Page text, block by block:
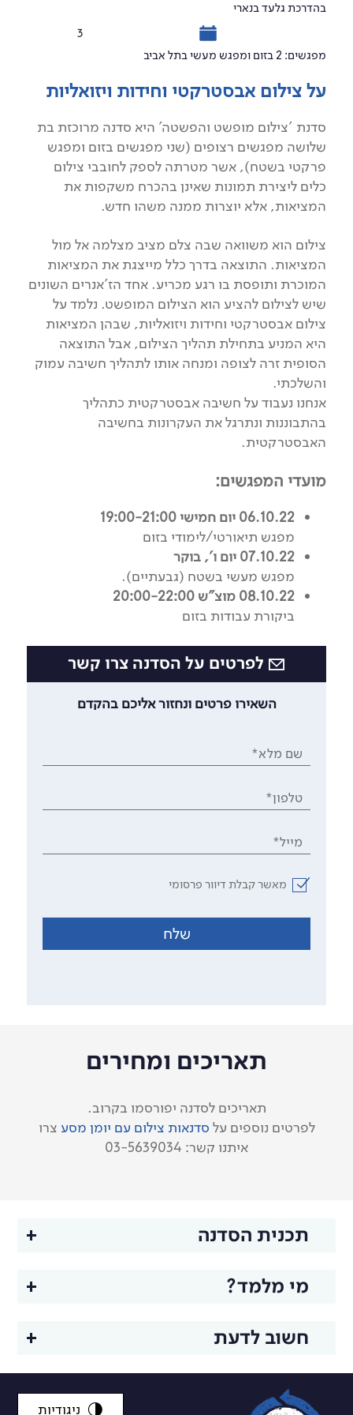
בהדרכת גלעד בנארי
3
מפגשים: 2 בזום ומפגש מעשי בתל אביב
על צילום אבסטרקטי וחידות ויזואליות
סדנת 'צילום מופשט והפשטה' היא סדנה מרוכזת בת
שלושה מפגשים רצופים (שני מפגשים בזום ומפגש
פרקטי בשטח), אשר מטרתה לספק לחובבי צילום
כלים ליצירת תמונות שאינן בהכרח משקפות את
המציאות, אלא יוצרות ממנה משהו חדש.
צילום הוא משוואה שבה צלם מציב מצלמה אל מול
המציאות. התוצאה בדרך כלל מייצגת את המציאות
המוכרת ותופסת בו רגע מכריע. אחד הז'אנרים השונים
שיש לצילום להציע הוא הצילום המופשט. נלמד על
צילום אבסטרקטי וחידות ויזואליות, שבהן המציאות
היא המניע בתחילת תהליך הצילום, אבל התוצאה
הסופית זרה לצופה ומנחה אותו לתהליך חשיבה עמוק
והשלכתי.
אנחנו נעבוד על חשיבה אבסטרקטית כתהליך
בהתבוננות ונתרגל את העקרונות בחשיבה
האבסטרקטית.
מועדי המפגשים:
06.10.22 יום חמישי 19:00-21:00
מפגש תיאורטי/לימודי בזום
07.10.22 יום ו', בוקר
מפגש מעשי בשטח (גבעתיים).
08.10.22 מוצ"ש 20:00-22:00
ביקורת עבודות בזום
לפרטים על הסדנה צרו קשר
השאירו פרטים ונחזור אליכם בהקדם
שם מלא*
טלפון*
מייל*
מאשר קבלת דיוור פרסומי
שלח
תאריכים ומחירים
תאריכים לסדנה יפורסמו בקרוב.
לפרטים נוספים על סדנאות צילום עם יומן מסע צרו
איתנו קשר: 03-5639034
תכנית הסדנה
שיעור תיאורטי
מפגש זום
אפשר 'לייצר' מציאות חדשה ומסקרנת מתוך המציאות
הקיימת.
מי מלמד?
חשוב לדעת
ניגודיות